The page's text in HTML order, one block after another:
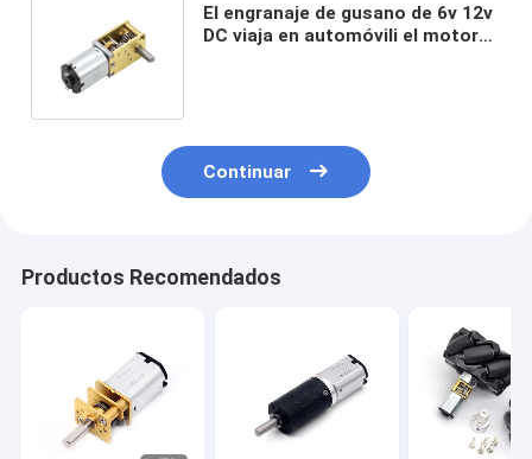
El engranaje de gusano de 6v 12v
DC viaja en automóvili el motor
Continuar
Productos Recomendados